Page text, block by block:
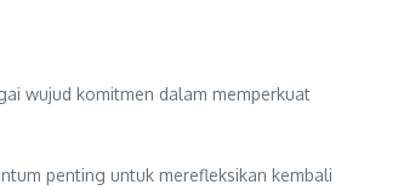
wujud komitmen dalam memperkuat
penting untuk merefleksikan kembali